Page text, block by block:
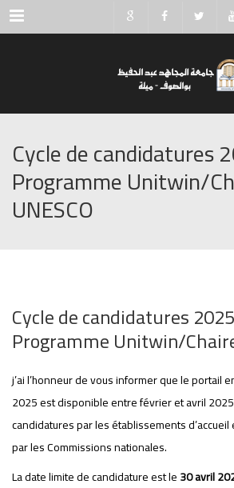
Menu
Cycle de candidatures
Programme Unitwin/
UNESCO
Cycle de candidatures
Programme Unitwin/
j’ai l’honneur de vous informer que le portail
2025 est disponible entre février et avril
candidatures par les établissements
par les Commissions nationales.
La date limite de candidature est le30 avril